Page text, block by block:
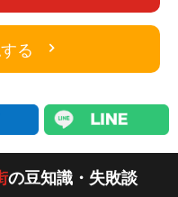
る
の豆知識・失敗談